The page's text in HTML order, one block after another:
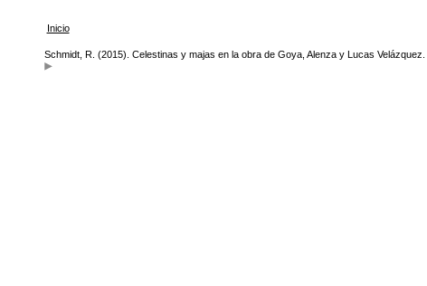
Inicio
Schmidt, R. (2015). Celestinas y majas en la obra de Goya, Alenza y Lucas Velázquez.